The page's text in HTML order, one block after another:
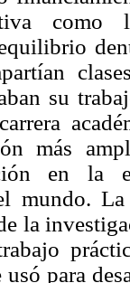
como
su
más
en la
mundo.
la
para